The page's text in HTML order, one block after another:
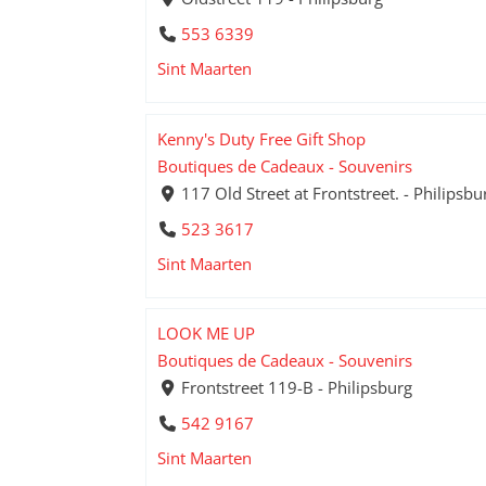
553 6339
Sint Maarten
Kenny's Duty Free Gift Shop
Boutiques de Cadeaux - Souvenirs
117 Old Street at Frontstreet. -
523 3617
Sint Maarten
LOOK ME UP
Boutiques de Cadeaux - Souvenirs
Frontstreet 119-B - Philipsburg
542 9167
Sint Maarten